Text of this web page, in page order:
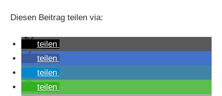
Diesen Beitrag teilen via:
teilen
teilen
teilen
teilen